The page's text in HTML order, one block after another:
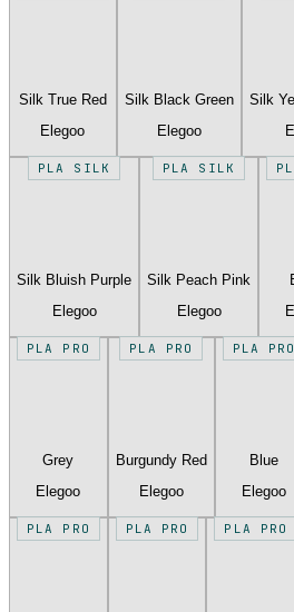
Silk True Red
Elegoo
Silk Black Green
Elegoo
Silk
PLA SILK
Silk Bluish Purple
Elegoo
PLA SILK
Silk Peach Pink
Elegoo
PLA PRO
Grey
Elegoo
PLA PRO
Burgundy Red
Elegoo
PLA PRO
Blue
Elegoo
PLA PRO PLA PRO PLA PRO